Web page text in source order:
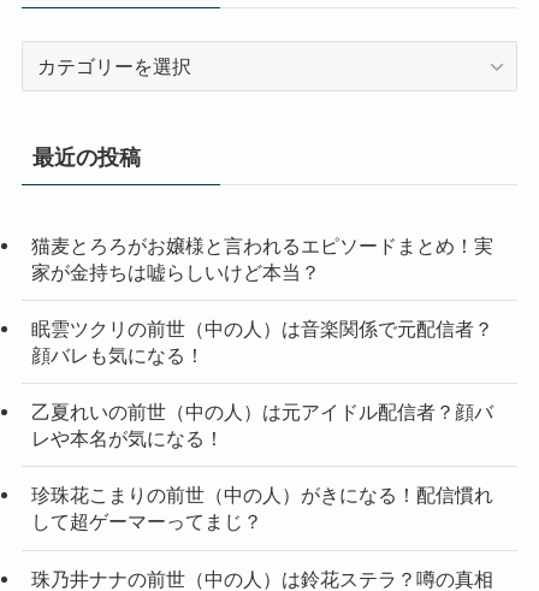
リ
最近の投稿
猫麦とろろがお嬢様と言われるエピソードまとめ！実
家が金持ちは嘘らしいけど本当？
眠雲ツクリの前世（中の人）は音楽関係で元配信者？
顔バレも気になる！
乙夏れいの前世（中の人）は元アイドル配信者？顔バ
レや本名が気になる！
珍珠花こまりの前世（中の人）がきになる！配信慣れ
して超ゲーマーってまじ？
珠乃井ナナの前世（中の人）は鈴花ステラ？噂の真相